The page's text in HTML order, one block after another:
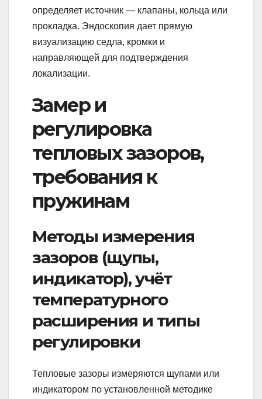
определяет источник — клапаны, кольца или
прокладка. Эндоскопия дает прямую
визуализацию седла, кромки и
направляющей для подтверждения
локализации.
Замер и
регулировка
тепловых зазоров,
требования к
пружинам
Методы измерения
зазоров (щупы,
индикатор), учёт
температурного
расширения и типы
регулировки
Тепловые зазоры измеряются щупами или
индикатором по установленной методике